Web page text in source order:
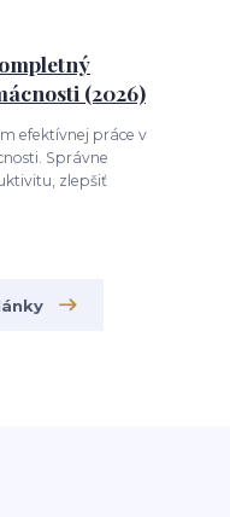
(2026)
efektívnej práce v
Správne
zlepšiť